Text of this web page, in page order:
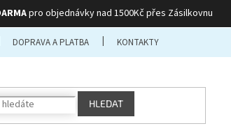
pro objednávky nad 1500Kč přes Zásilkovnu
DOPRAVA A PLATBA KONTAKTY
HLEDAT